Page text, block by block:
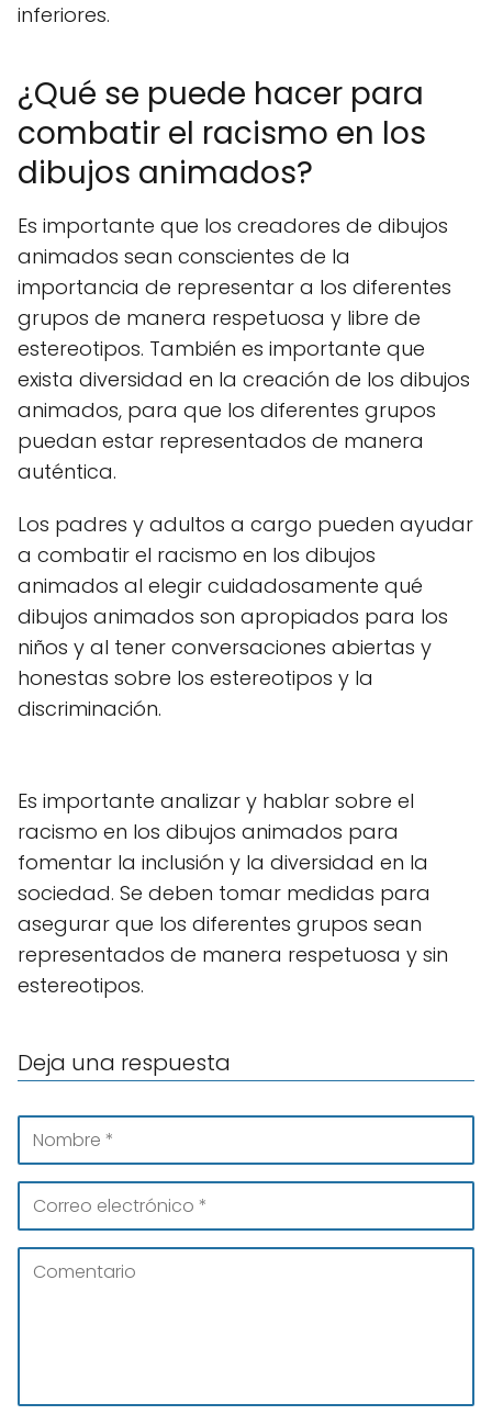
inferiores.
¿Qué se puede hacer para
combatir el racismo en los
dibujos animados?
Es importante que los creadores de dibujos
animados sean conscientes de la
importancia de representar a los diferentes
grupos de manera respetuosa y libre de
estereotipos. También es importante que
exista diversidad en la creación de los dibujos
animados, para que los diferentes grupos
puedan estar representados de manera
auténtica.
Los padres y adultos a cargo pueden ayudar
a combatir el racismo en los dibujos
animados al elegir cuidadosamente qué
dibujos animados son apropiados para los
niños y al tener conversaciones abiertas y
honestas sobre los estereotipos y la
discriminación.
Es importante analizar y hablar sobre el
racismo en los dibujos animados para
fomentar la inclusión y la diversidad en la
sociedad. Se deben tomar medidas para
asegurar que los diferentes grupos sean
representados de manera respetuosa y sin
estereotipos.
Deja una respuesta